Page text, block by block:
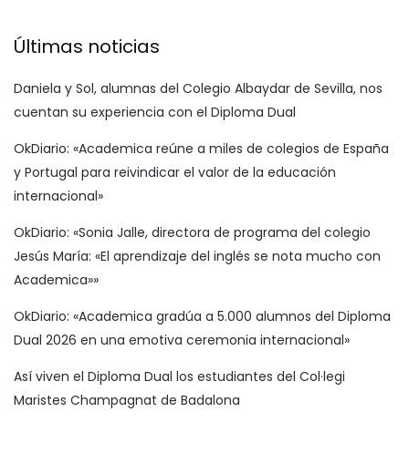
Últimas noticias
Daniela y Sol, alumnas del Colegio Albaydar de Sevilla, nos
cuentan su experiencia con el Diploma Dual
OkDiario: «Academica reúne a miles de colegios de España
y Portugal para reivindicar el valor de la educación
internacional»
OkDiario: «Sonia Jalle, directora de programa del colegio
Jesús María: «El aprendizaje del inglés se nota mucho con
Academica»»
OkDiario: «Academica gradúa a 5.000 alumnos del Diploma
Dual 2026 en una emotiva ceremonia internacional»
Así viven el Diploma Dual los estudiantes del Col·legi
Maristes Champagnat de Badalona